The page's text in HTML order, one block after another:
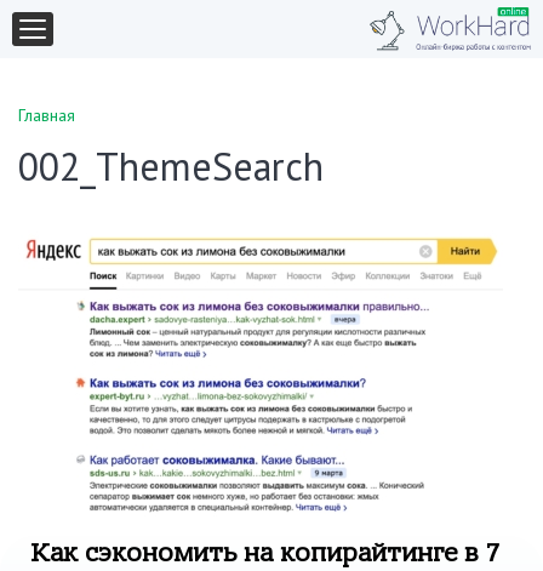
Главная
002_ThemeSearch
Как сэкономить на копирайтинге в 7